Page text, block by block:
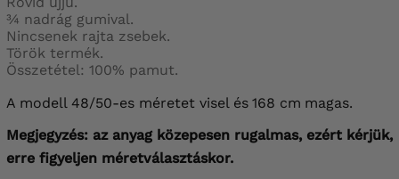
¾ nadrág gumival.
Nincsenek rajta zsebek.
Török termék.
Összetétel: 100% pamut.
A modell 48/50-es méretet visel és 168 cm magas.
Megjegyzés: az anyag közepesen rugalmas, ezért kérjük,
erre figyeljen méretválasztáskor.